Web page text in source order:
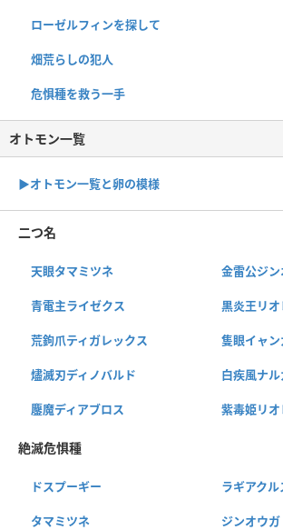
ローゼルフィンを探して
畑荒らしの犯人
危惧種を救う一手
オトモン一覧
▶︎オトモン一覧と卵の模様
二つ名
天眼タマミツネ 金雷公ジ
青電主ライゼクス 黒炎王リオ
荒鉤爪ティガレックス 隻眼イャ
燼滅刃ディノバルド 白疾風ナ
鏖魔ディアブロス 紫毒姫リ
絶滅危惧種
ドスプーギー ラギアクル
タマミツネ ジンオウガ